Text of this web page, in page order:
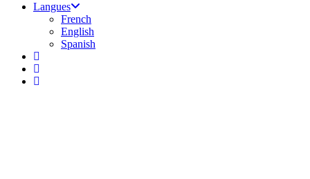
Langues
French
English
Spanish